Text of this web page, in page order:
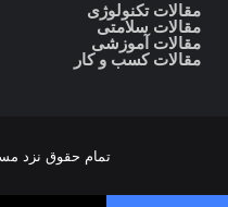
مقالات تکنولوژی
مقالات سلامتی
مقالات آموزشی
مقالات کسب و کار
تمام حقوق نزد